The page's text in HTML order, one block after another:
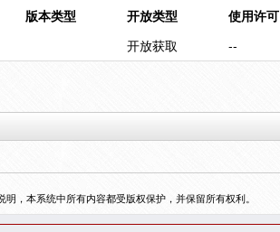
版本类型 开放类型
使用许可
开放获取 --
明，本系统中所有内容都受版权保护，并保留所有权利。